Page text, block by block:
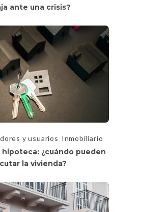
ante una crisis?
y usuarios Inmobiliario
¿cuándo pueden
la vivienda?